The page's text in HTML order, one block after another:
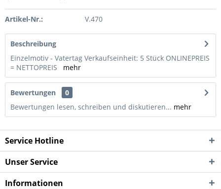
Artikel-Nr.: V.470
Beschreibung
Einzelmotiv - Vatertag Verkaufseinheit: 5 Stück ONLINEPREIS
= NETTOPREIS mehr
Bewertungen
0
Bewertungen lesen, schreiben und diskutieren... mehr
Service Hotline
Unser Service
Informationen